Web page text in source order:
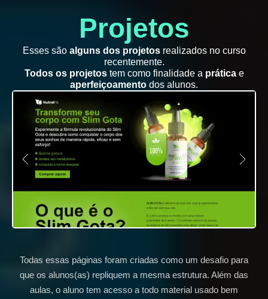
Projetos
Esses sãoalguns dos projetosrealizados no curso
recentemente.
Todos os projetos tem como finalidade a prática e
aperfeiçoamento dos alunos.
Todas essas páginas foram criadas como um desafio para
que os alunos(as) repliquem a mesma estrutura. Além das
aulas, o aluno tem acesso a todo material usado bem